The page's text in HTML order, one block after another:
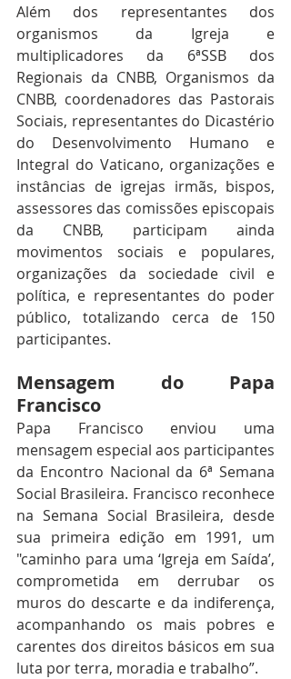
Além dos representantes dos
organismos da Igreja e
multiplicadores da 6ªSSB dos
Regionais da CNBB, Organismos da
CNBB, coordenadores das Pastorais
Sociais, representantes do Dicastério
do Desenvolvimento Humano e
Integral do Vaticano, organizações e
instâncias de igrejas irmãs, bispos,
assessores das comissões episcopais
da CNBB, participam ainda
movimentos sociais e populares,
organizações da sociedade civil e
política, e representantes do poder
público, totalizando cerca de 150
participantes.
Mensagem do Papa
Francisco
Papa Francisco enviou uma
mensagem especial aos participantes
da Encontro Nacional da 6ª Semana
Social Brasileira. Francisco reconhece
na Semana Social Brasileira, desde
sua primeira edição em 1991, um
"caminho para uma ‘Igreja em Saída’,
comprometida em derrubar os
muros do descarte e da indiferença,
acompanhando os mais pobres e
carentes dos direitos básicos em sua
luta por terra, moradia e trabalho”.